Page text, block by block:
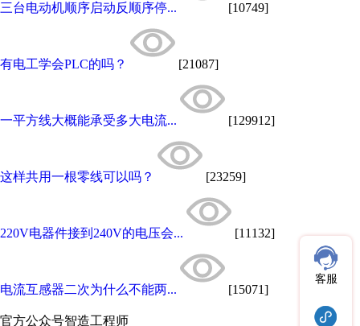
三台电动机顺序启动反顺序停... [10749]
有电工学会PLC的吗？ [21087]
一平方线大概能承受多大电流... [129912]
这样共用一根零线可以吗？ [23259]
220V电器件接到240V的电压会... [11132]
电流互感器二次为什么不能两... [15071]
官方公众号智造工程师
客服